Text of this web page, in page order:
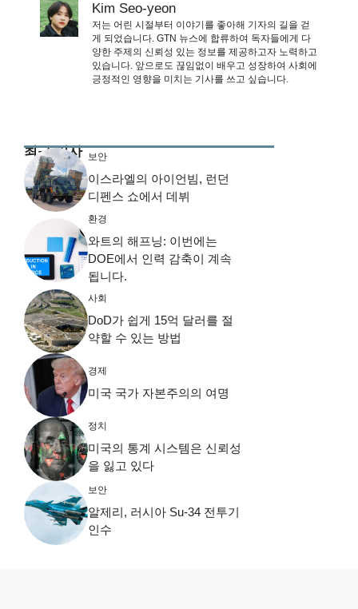
Kim Seo-yeon
저는 어린 시절부터 이야기를 좋아해 기자의 길을 걷
게 되었습니다. GTN 뉴스에 합류하여 독자들에게 다
양한 주제의 신뢰성 있는 정보를 제공하고자 노력하고
있습니다. 앞으로도 끊임없이 배우고 성장하여 사회에
긍정적인 영향을 미치는 기사를 쓰고 싶습니다.
최근 기사 보안
이스라엘의 아이언빔, 런던
디펜스 쇼에서 데뷔
환경
와트의 해프닝: 이번에는
DOE에서 인력 감축이 계속
됩니다.
사회
DoD가 쉽게 15억 달러를 절
약할 수 있는 방법
경제
미국 국가 자본주의의 여명
정치
미국의 통계 시스템은 신뢰성
을 잃고 있다
보안
알제리, 러시아 Su-34 전투기
인수